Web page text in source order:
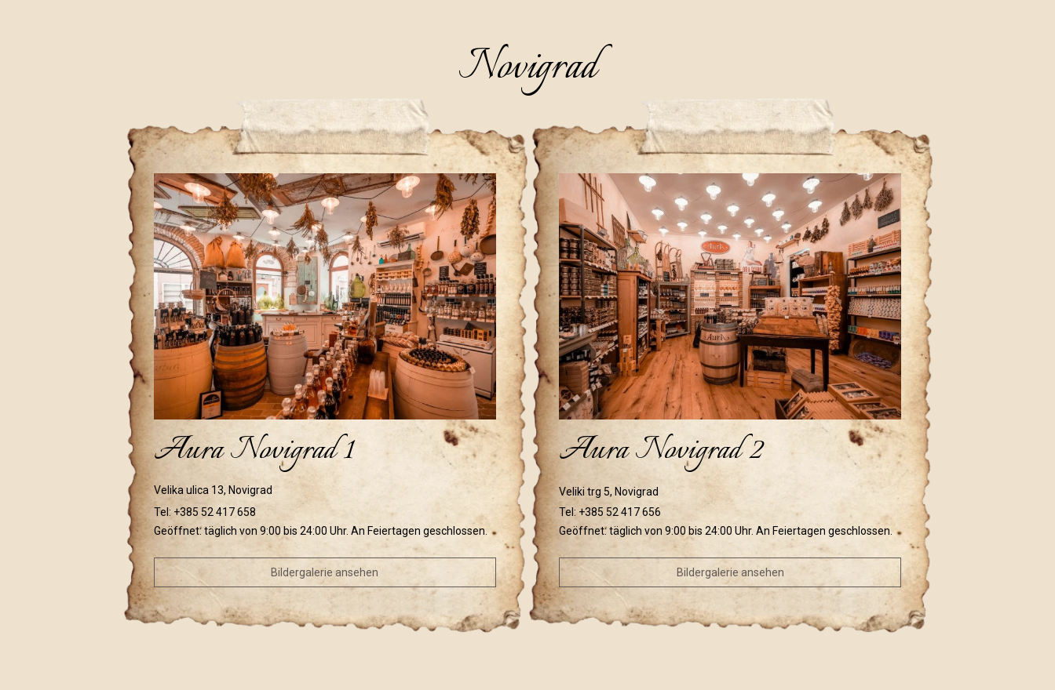
Novigrad
Aura Novigrad 1
Velika ulica 13, Novigrad
Tel: +385 52 417 658
Geöffnet: täglich von 9:00 bis 24:00 Uhr. An Feiertagen geschlossen.
Bildergalerie ansehen
Aura Novigrad 2
Veliki trg 5, Novigrad
Tel: +385 52 417 656
Geöffnet: täglich von 9:00 bis 24:00 Uhr. An Feiertagen geschlossen.
Bildergalerie ansehen